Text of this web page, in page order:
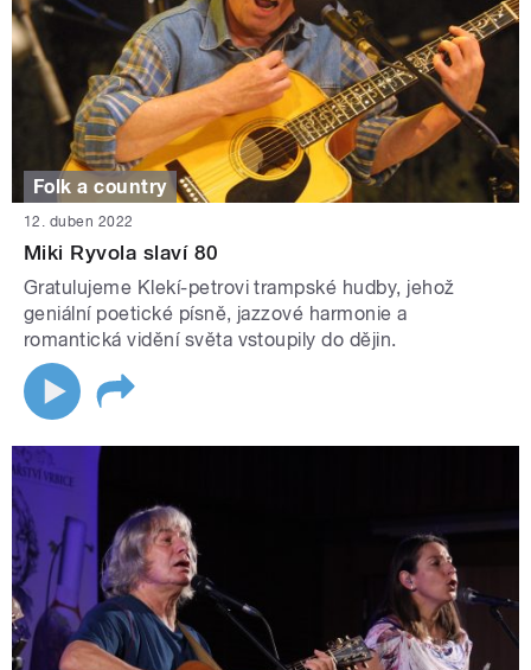
Folk a country
12. duben 2022
Miki Ryvola slaví 80
Gratulujeme Klekí-petrovi trampské hudby, jehož
geniální poetické písně, jazzové harmonie a
romantická vidění světa vstoupily do dějin.